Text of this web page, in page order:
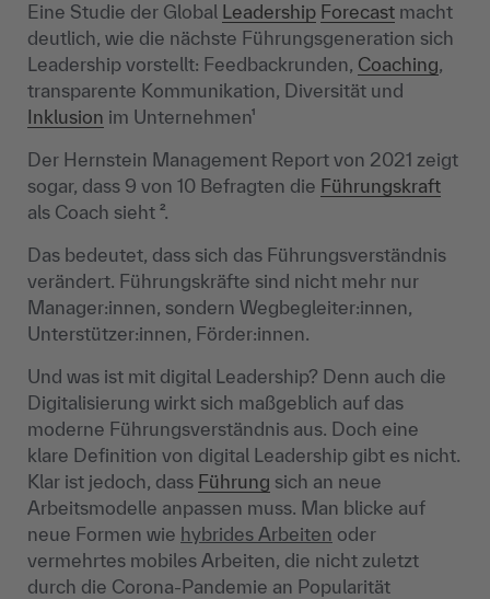
Eine Studie der Global Leadership Forecast macht
deutlich, wie die nächste Führungsgeneration sich
Leadership vorstellt: Feedbackrunden, Coaching,
transparente Kommunikation, Diversität und
Inklusion im Unternehmen¹
Der Hernstein Management Report von 2021 zeigt
sogar, dass 9 von 10 Befragten die Führungskraft
als Coach sieht ².
Das bedeutet, dass sich das Führungsverständnis
verändert. Führungskräfte sind nicht mehr nur
Manager:innen, sondern Wegbegleiter:innen,
Unterstützer:innen, Förder:innen.
Und was ist mit digital Leadership? Denn auch die
Digitalisierung wirkt sich maßgeblich auf das
moderne Führungsverständnis aus. Doch eine
klare Definition von digital Leadership gibt es nicht.
Klar ist jedoch, dass Führung sich an neue
Arbeitsmodelle anpassen muss. Man blicke auf
neue Formen wie hybrides Arbeiten oder
vermehrtes mobiles Arbeiten, die nicht zuletzt
durch die Corona-Pandemie an Popularität